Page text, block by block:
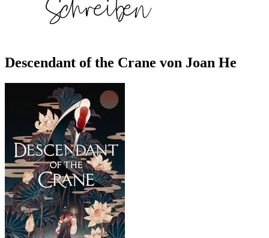
Descendant of the Crane von Joan He